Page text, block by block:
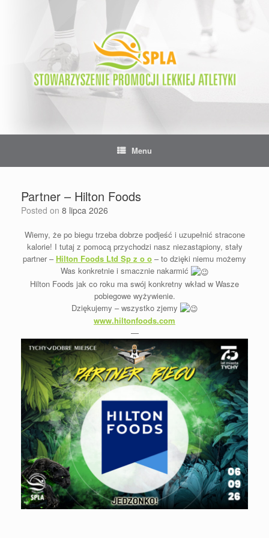
Menu
Partner – Hilton Foods
Posted on 8 lipca 2026
Wiemy, że po biegu trzeba dobrze podjeść i uzupełnić stracone
kalorie! I tutaj z pomocą przychodzi nasz niezastąpiony, stały
partner –Hilton Foods Ltd Sp z o o – to dzięki niemu możemy
Was konkretnie i smacznie nakarmić
Hilton Foods jak co roku ma swój konkretny wkład w Wasze
pobiegowe wyżywienie.
Dziękujemy – wszystko zjemy
www.hiltonfoods.com
—